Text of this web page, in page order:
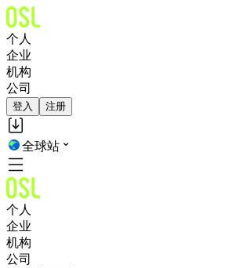
个人
企业
机构
公司
登入 注册
全球站
个人
企业
机构
公司